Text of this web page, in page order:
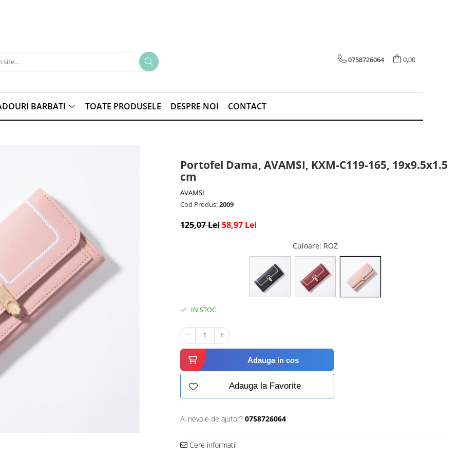
0758726064 0,00
BARBATI TOATE PRODUSELE DESPRE NOI CONTACT
Portofel Dama, AVAMSI, KXM-C119-165, 19x9.5x1.5
cm
AVAMSI
Cod Produs:2009
125,07 Lei58,97 Lei
Culoare: ROZ
IN STOC
Adauga in cos
Adauga la Favorite
Ai nevoie de ajutor? 0758726064
Cere informatii